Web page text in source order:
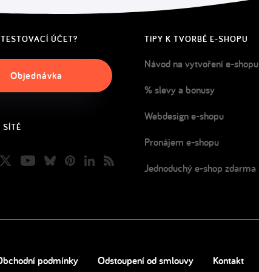
ÚČET?
Objednávka
TIPY K TVORBĚ E-SHOPU
Návod na vytvoření e-shopu
% slevy a bonusy
Webdesign e-shopu
Pronájem e-shopu
Jednoduchý e-shop zdarma
TwitterYoutubeBlueskyPinterest
LinkedIn
Blog
podmínky Odstoupení od smlouvy Kontakt